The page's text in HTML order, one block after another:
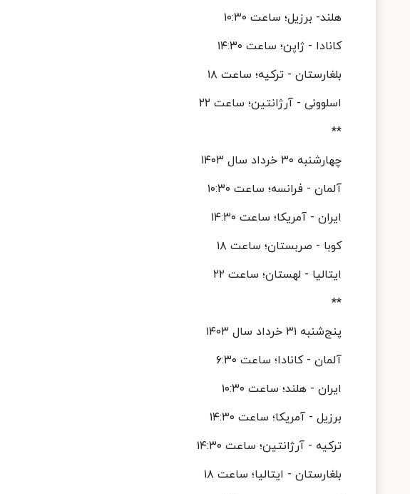
هلند- برزیل؛ ساعت ۱۰:۳۰
کانادا - ژاپن؛ ساعت ۱۴:۳۰
بلغارستان - ترکیه؛ ساعت ۱۸
اسلوونی - آرژانتین؛ ساعت ۲۲
**
چهارشنبه ۳۰ خرداد سال ۱۴۰۳
آلمان - فرانسه؛ ساعت ۱۰:۳۰
ایران - آمریکا؛ ساعت ۱۴:۳۰
کوبا - صربستان؛ ساعت ۱۸
ایتالیا - لهستان؛ ساعت ۲۲
**
پنج‌شنبه ۳۱ خرداد سال ۱۴۰۳
آلمان - کانادا؛ ساعت ۶:۳۰
ایران - هلند؛ ساعت ۱۰:۳۰
برزیل - آمریکا؛ ساعت ۱۴:۳۰
ترکیه - آرژانتین؛ ساعت ۱۴:۳۰
بلغارستان - ایتالیا؛ ساعت ۱۸